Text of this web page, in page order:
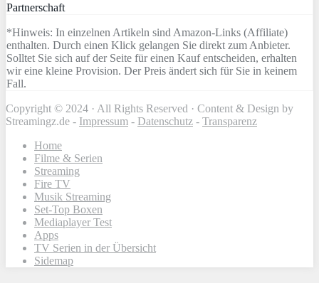
Partnerschaft
*Hinweis: In einzelnen Artikeln sind Amazon-Links (Affiliate)
enthalten. Durch einen Klick gelangen Sie direkt zum Anbieter.
Solltet Sie sich auf der Seite für einen Kauf entscheiden, erhalten
wir eine kleine Provision. Der Preis ändert sich für Sie in keinem
Fall.
Copyright © 2024 · All Rights Reserved · Content & Design by
Streamingz.de - Impressum - Datenschutz - Transparenz
Home
Filme & Serien
Streaming
Fire TV
Musik Streaming
Set-Top Boxen
Mediaplayer Test
Apps
TV Serien in der Übersicht
Sidemap